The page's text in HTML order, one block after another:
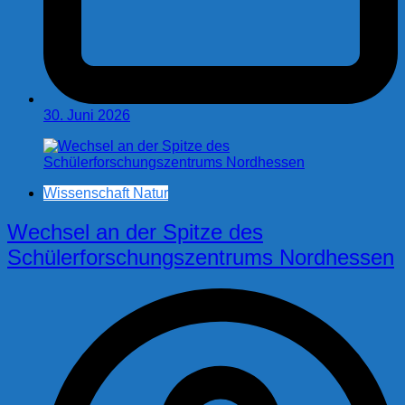
30. Juni 2026
Wissenschaft Natur
Wechsel an der Spitze des
Schülerforschungszentrums Nordhessen